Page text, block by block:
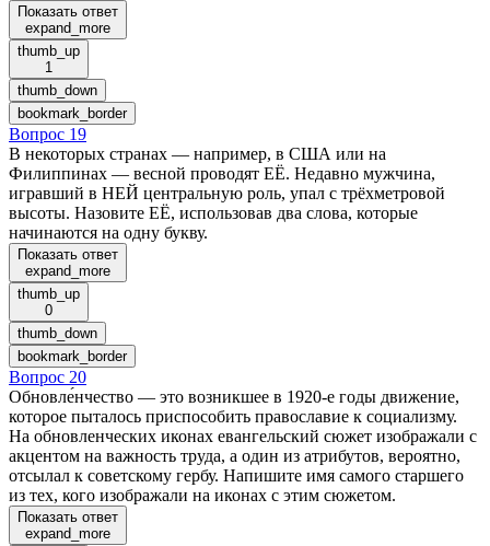
Показать ответ
expand_more
thumb_up
1
thumb_down
bookmark_border
Вопрос 19
В некоторых странах — например, в США или на
Филиппинах — весной проводят ЕЁ. Недавно мужчина,
игравший в НЕЙ центральную роль, упал с трёхметровой
высоты. Назовите ЕЁ, использовав два слова, которые
начинаются на одну букву.
Показать ответ
expand_more
thumb_up
0
thumb_down
bookmark_border
Вопрос 20
Обновле́нчество — это возникшее в 1920-е годы движение,
которое пыталось приспособить православие к социализму.
На обновленческих иконах евангельский сюжет изображали с
акцентом на важность труда, а один из атрибутов, вероятно,
отсылал к советскому гербу. Напишите имя самого старшего
из тех, кого изображали на иконах с этим сюжетом.
Показать ответ
expand_more